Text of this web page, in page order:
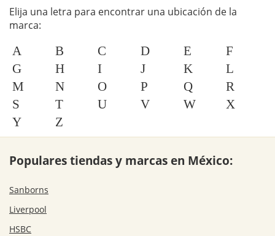
Elija una letra para encontrar una ubicación de la
marca:
A B C D E
F
G
H I J K
L
M
N O P Q
R
S
T U V W
X
Y
Z
Populares tiendas y marcas en México:
Sanborns
Liverpool
HSBC